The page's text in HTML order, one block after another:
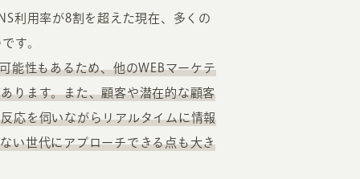
利用率が8割を超えた現在、多くの
す。
能性もあるため、他のWEBマーケテ
ります。また、顧客や潜在的な顧客
応を伺いながらリアルタイムに情報
い世代にアプローチできる点も大き